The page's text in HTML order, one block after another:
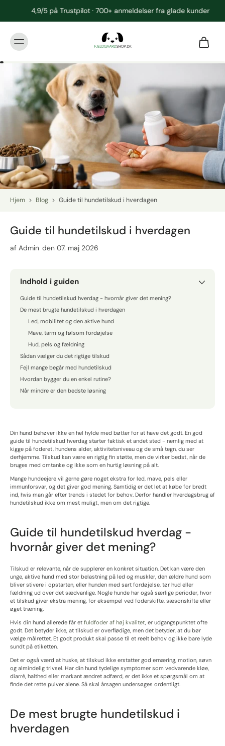
4,9/5 på Trustpilot · 700+ anmeldelser fra glade kunder
Hjem > Blog > Guide til hundetilskud i hverdagen
Guide til hundetilskud i hverdagen
af Admin den 07. maj 2026
Indhold i guiden
Guide til hundetilskud hverdag - hvornår giver det mening?
De mest brugte hundetilskud i hverdagen
Led, mobilitet og den aktive hund
Mave, tarm og følsom fordøjelse
Hud, pels og fældning
Sådan vælger du det rigtige tilskud
Fejl mange begår med hundetilskud
Hvordan bygger du en enkel rutine?
Når mindre er den bedste løsning
Din hund behøver ikke en hel hylde med bøtter for at have det godt. En god
guide til hundetilskud hverdag starter faktisk et andet sted - nemlig med at
kigge på foderet, hundens alder, aktivitetsniveau og de små tegn, du ser
derhjemme. Tilskud kan være en rigtig fin støtte, men de virker bedst, når de
bruges med omtanke og ikke som en hurtig løsning på alt.
Mange hundeejere vil gerne gøre noget ekstra for led, mave, pels eller
immunforsvar, og det giver god mening. Samtidig er det let at købe for bredt
ind, hvis man går efter trends i stedet for behov. Derfor handler hverdagsbrug af
hundetilskud ikke om mest muligt, men om det rigtige.
Guide til hundetilskud hverdag -
hvornår giver det mening?
Tilskud er relevante, når de supplerer en konkret situation. Det kan være den
unge, aktive hund med stor belastning på led og muskler, den ældre hund som
bliver stivere i opstarten, eller hunden med sart fordøjelse, tør hud eller
fældning ud over det sædvanlige. Nogle hunde har også særlige perioder, hvor
et tilskud giver ekstra mening, for eksempel ved foderskifte, sæsonskifte eller
øget træning.
Hvis din hund allerede får et fuldfoder af høj kvalitet, er udgangspunktet ofte
godt. Det betyder ikke, at tilskud er overflødige, men det betyder, at du bør
vælge målrettet. Et godt produkt skal passe til et reelt behov og ikke bare lyde
sundt på etiketten.
Det er også værd at huske, at tilskud ikke erstatter god ernæring, motion, søvn
og almindelig trivsel. Har din hund tydelige symptomer som vedvarende kløe,
diarré, halthed eller markant ændret adfærd, er det ikke et spørgsmål om at
finde det rette pulver alene. Så skal årsagen undersøges ordentligt.
De mest brugte hundetilskud i
hverdagen